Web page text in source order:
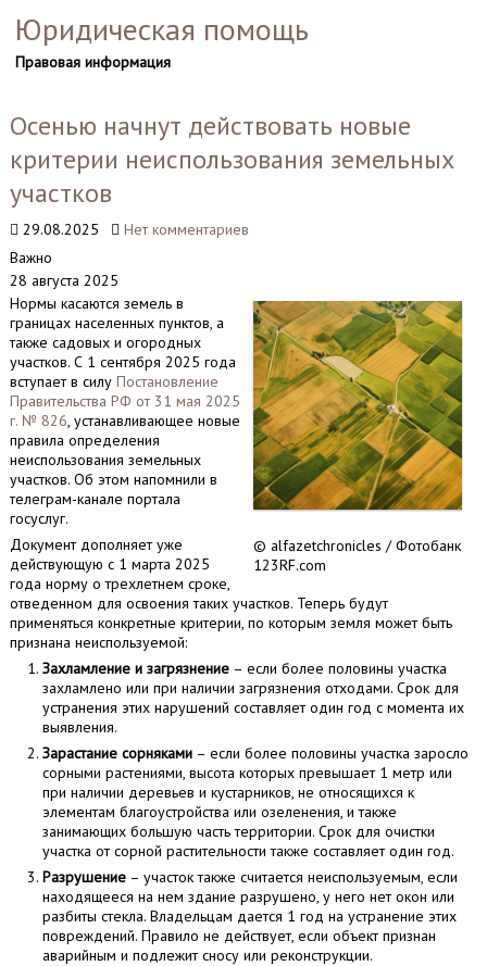
Юридическая помощь
Правовая информация
Осенью начнут действовать новые
критерии неиспользования земельных
участков
29.08.2025
Нет комментариев
Важно
28 августа 2025
© alfazetchronicles / Фотобанк
123RF.com
Нормы касаются земель в
границах населенных пунктов, а
также садовых и огородных
участков. С 1 сентября 2025 года
вступает в силу Постановление
Правительства РФ от 31 мая 2025
г. № 826, устанавливающее новые
правила определения
неиспользования земельных
участков. Об этом напомнили в
телеграм-канале портала
госуслуг.
Документ дополняет уже
действующую с 1 марта 2025
года норму о трехлетнем сроке,
отведенном для освоения таких участков. Теперь будут
применяться конкретные критерии, по которым земля может быть
признана неиспользуемой:
Захламление и загрязнение– если более половины участка
захламлено или при наличии загрязнения отходами. Срок для
устранения этих нарушений составляет один год с момента их
выявления.
Зарастание сорняками– если более половины участка заросло
сорными растениями, высота которых превышает 1 метр или
при наличии деревьев и кустарников, не относящихся к
элементам благоустройства или озеленения, и также
занимающих большую часть территории. Срок для очистки
участка от сорной растительности также составляет один год.
Разрушение– участок также считается неиспользуемым, если
находящееся на нем здание разрушено, у него нет окон или
разбиты стекла. Владельцам дается 1 год на устранение этих
повреждений. Правило не действует, если объект признан
аварийным и подлежит сносу или реконструкции.